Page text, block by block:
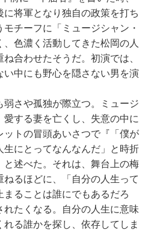
将軍となり独自の政策を打ち
チーフに「ミュージシャン・
色濃く活動してきた松岡の人
合わせたそうだ。初演では、
中にも野心を隠さない男を演
弱さや孤独が際立つ。ミュージ
愛する妻を亡くし、失意の中に
ットの冒頭あいさつで『「僕が
にとってなんなんだ」と時折
述べた。それは、舞台上の梅
るほどに、「自分の人生って
ることは誰にでもあるだろ
れたくなる。自分の人生に意味
る誰かを探し、依存してしま